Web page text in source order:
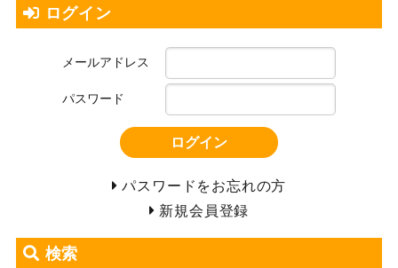
ログイン
メールアドレス
パスワード
ログイン
パスワードをお忘れの方
新規会員登録
検索